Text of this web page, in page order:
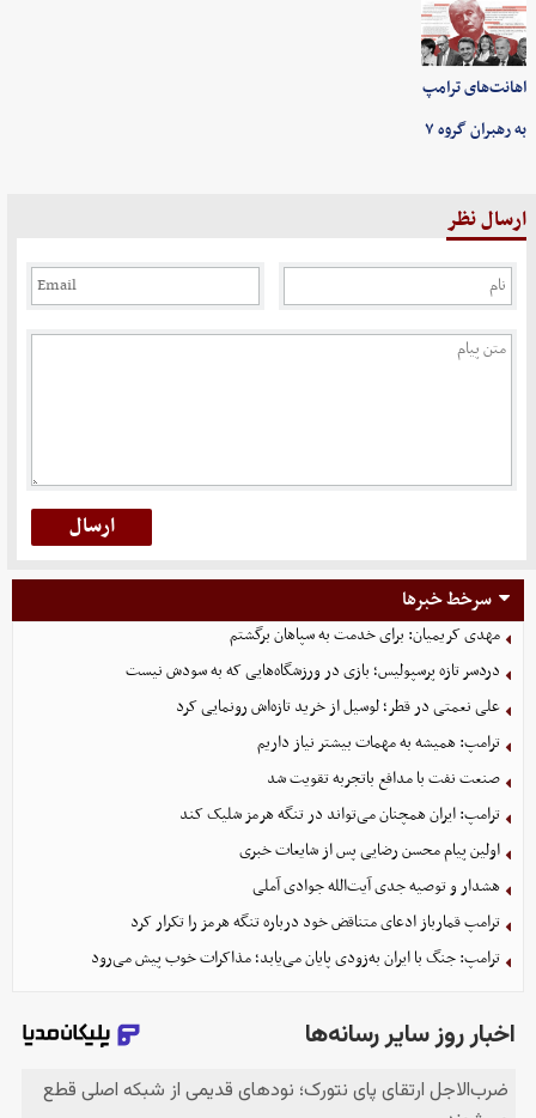
اهانت‌های ترامپ
به رهبران گروه ۷
ارسال نظر
سرخط خبرها
مهدی کریمیان: برای خدمت به سپاهان برگشتم
دردسر تازه پرسپولیس؛ بازی در ورزشگاه‌هایی که به سودش نیست
علی نعمتی در قطر؛ لوسیل از خرید تازه‌اش رونمایی کرد
ترامپ: همیشه به مهمات بیشتر نیاز داریم
صنعت نفت با مدافع باتجربه تقویت شد
ترامپ: ایران همچنان می‌تواند در تنگه هرمز شلیک کند
اولین پیام محسن رضایی پس از شایعات خبری
هشدار و توصیه جدی آیت‌الله جوادی آملی
ترامپ قمارباز ادعای متناقض خود درباره تنگه هرمز را تکرار کرد
ترامپ: جنگ با ایران به‌زودی پایان می‌یابد؛ مذاکرات خوب پیش می‌رود